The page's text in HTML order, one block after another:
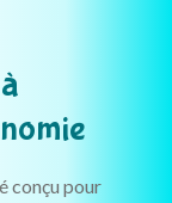
conçu pour